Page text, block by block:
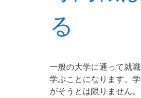
る
一般の大学に通って就
学ぶことになります。
がそうとは限りません